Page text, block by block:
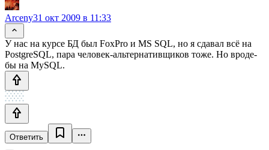
Arceny31 окт 2009 в 11:33
У нас на курсе БД был FoxPro и MS SQL, но я сдавал всё на
PostgreSQL, пара человек-альтернативщиков тоже. Но вроде-
бы на MySQL.
Ответить